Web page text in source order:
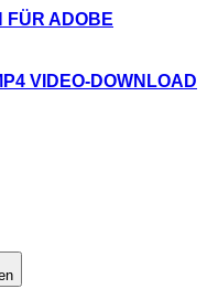
FÜR ADOBE
VIDEO-DOWNLOAD